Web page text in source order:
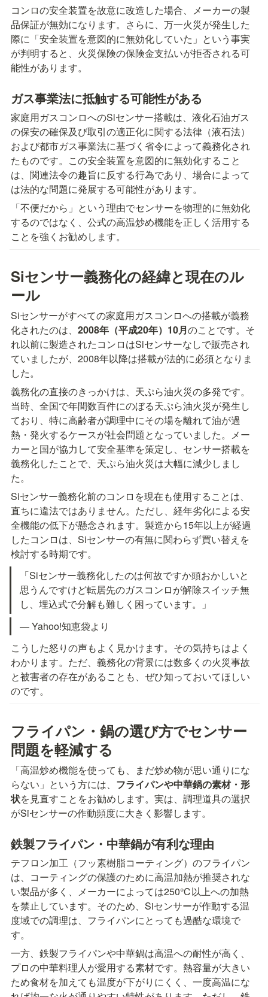
コンロの安全装置を故意に改造した場合、メーカーの製
品保証が無効になります。さらに、万一火災が発生した
際に「安全装置を意図的に無効化していた」という事実
が判明すると、火災保険の保険金支払いが拒否される可
能性があります。
ガス事業法に抵触する可能性がある
家庭用ガスコンロへのSiセンサー搭載は、液化石油ガス
の保安の確保及び取引の適正化に関する法律（液石法）
および都市ガス事業法に基づく省令によって義務化され
たものです。この安全装置を意図的に無効化すること
は、関連法令の趣旨に反する行為であり、場合によって
は法的な問題に発展する可能性があります。
「不便だから」という理由でセンサーを物理的に無効化
するのではなく、公式の高温炒め機能を正しく活用する
ことを強くお勧めします。
Siセンサー義務化の経緯と現在のル
ール
Siセンサーがすべての家庭用ガスコンロへの搭載が義務
化されたのは、 2008年（平成20年）10月のことです。そ
れ以前に製造されたコンロはSiセンサーなしで販売され
ていましたが、2008年以降は搭載が法的に必須となりま
した。
義務化の直接のきっかけは、天ぷら油火災の多発です。
当時、全国で年間数百件にのぼる天ぷら油火災が発生し
ており、特に高齢者が調理中にその場を離れて油が過
熱・発火するケースが社会問題となっていました。メー
カーと国が協力して安全基準を策定し、センサー搭載を
義務化したことで、天ぷら油火災は大幅に減少しまし
た。
Siセンサー義務化前のコンロを現在も使用することは、
直ちに違法ではありません。ただし、経年劣化による安
全機能の低下が懸念されます。製造から15年以上が経過
したコンロは、Siセンサーの有無に関わらず買い替えを
検討する時期です。
「Siセンサー義務化したのは何故ですか頭おかしいと
思うんですけど転居先のガスコンロが解除スイッチ無
し、埋込式で分解も難しく困っています。」
— Yahoo!知恵袋より
こうした怒りの声もよく見かけます。その気持ちはよく
わかります。ただ、義務化の背景には数多くの火災事故
と被害者の存在があることも、ぜひ知っておいてほしい
のです。
フライパン・鍋の選び方でセンサー
問題を軽減する
「高温炒め機能を使っても、まだ炒め物が思い通りにな
らない」という方には、 フライパンや中華鍋の素材・形
状を見直すことをお勧めします。実は、調理道具の選択
がSiセンサーの作動頻度に大きく影響します。
鉄製フライパン・中華鍋が有利な理由
テフロン加工（フッ素樹脂コーティング）のフライパン
は、コーティングの保護のために高温加熱が推奨されな
い製品が多く、メーカーによっては250℃以上への加熱
を禁止しています。そのため、Siセンサーが作動する温
度域での調理は、フライパンにとっても過酷な環境で
す。
一方、鉄製フライパンや中華鍋は高温への耐性が高く、
プロの中華料理人が愛用する素材です。熱容量が大きい
ため食材を加えても温度が下がりにくく、一度高温にな